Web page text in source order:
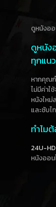
ดูหนังออ
ดูหนัง
ทุกแน
หากคุณก
ไม่มีค่าใ
หนังให
และซับ
ทำไม
24U-HD
หนังออ